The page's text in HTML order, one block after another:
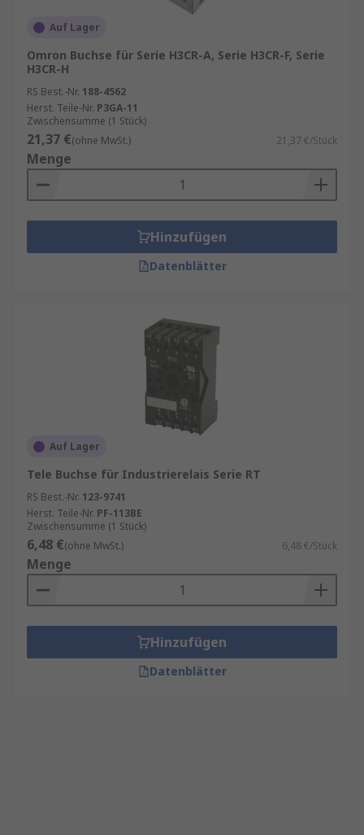
Auf Lager
Omron Buchse für Serie H3CR-A, Serie H3CR-F, Serie
H3CR-H
RS Best.-Nr. 188-4562
Herst. Teile-Nr. P3GA-11
Zwischensumme (1 Stück)
21,37 €(ohne MwSt.) 21,37 €/Stück
Menge
Hinzufügen
Datenblätter
Auf Lager
Tele Buchse für Industrierelais Serie RT
RS Best.-Nr. 123-9741
Herst. Teile-Nr. PF-113BE
Zwischensumme (1 Stück)
6,48 €(ohne MwSt.) 6,48 €/Stück
Menge
Hinzufügen
Datenblätter